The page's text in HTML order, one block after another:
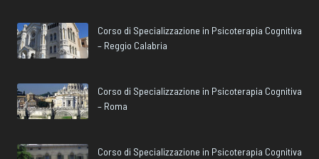
Corso di Specializzazione in Psicoterapia Cognitiva
– Reggio Calabria
Corso di Specializzazione in Psicoterapia Cognitiva
– Roma
Corso di Specializzazione in Psicoterapia Cognitiva